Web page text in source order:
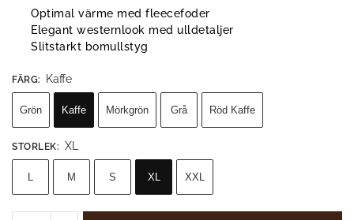
Optimal värme med fleecefoder
Elegant westernlook med ulldetaljer
Slitstarkt bomullstyg
FÄRG: Kaffe
Grön Kaffe Mörkgrön Grå Röd Kaffe
STORLEK: XL
L M S XL XXL